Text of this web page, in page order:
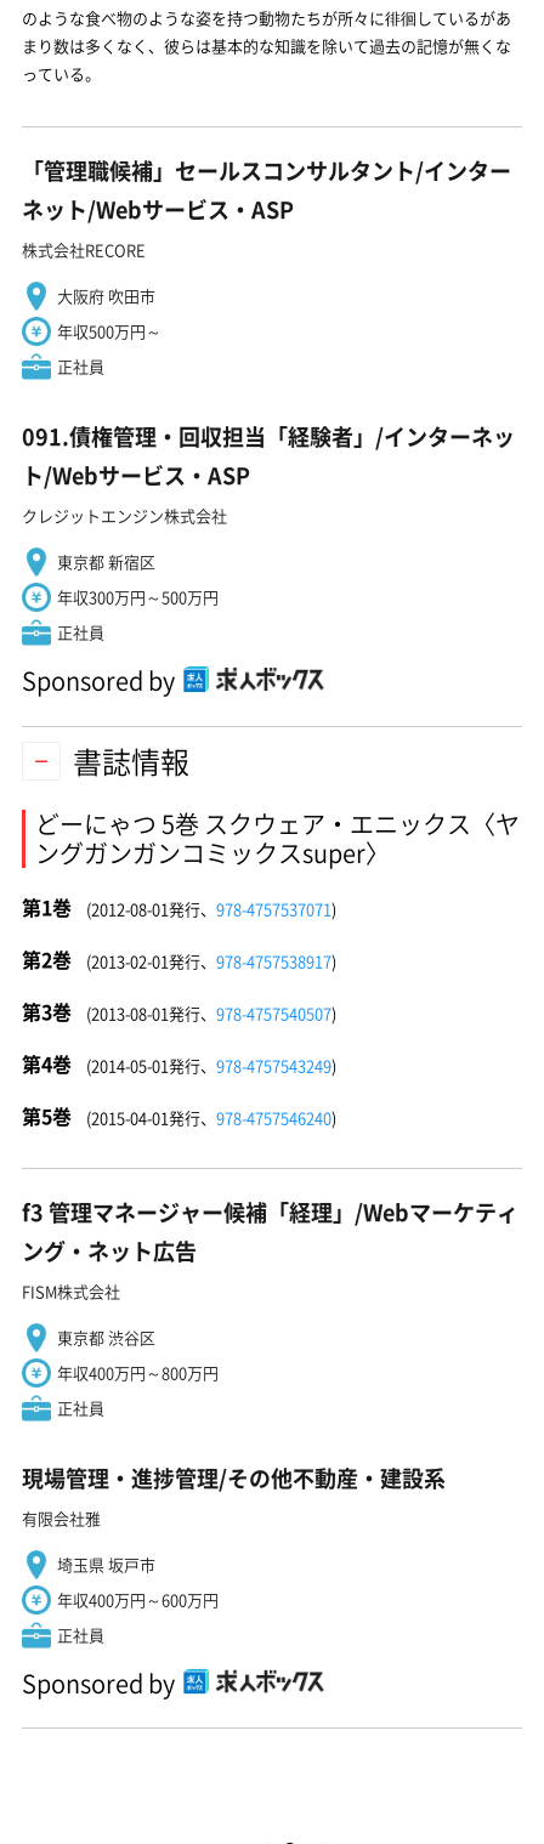
のような食べ物のような姿を持つ動物たちが所々に徘徊しているがあ
まり数は多くなく、彼らは基本的な知識を除いて過去の記憶が無くな
っている。
「管理職候補」セールスコンサルタント/インター
ネット/Webサービス・ASP
株式会社RECORE
大阪府 吹田市
年収500万円～
正社員
091.債権管理・回収担当「経験者」/インターネッ
ト/Webサービス・ASP
クレジットエンジン株式会社
東京都 新宿区
年収300万円～500万円
正社員
Sponsored by
書誌情報
どーにゃつ 5巻 スクウェア・エニックス〈ヤ
ングガンガンコミックスsuper〉
第1巻 (2012-08-01発行、 978-4757537071)
第2巻 (2013-02-01発行、 978-4757538917)
第3巻 (2013-08-01発行、 978-4757540507)
第4巻 (2014-05-01発行、 978-4757543249)
第5巻 (2015-04-01発行、 978-4757546240)
f3 管理マネージャー候補「経理」/Webマーケティ
ング・ネット広告
FISM株式会社
東京都 渋谷区
年収400万円～800万円
正社員
現場管理・進捗管理/その他不動産・建設系
有限会社雅
埼玉県 坂戸市
年収400万円～600万円
正社員
Sponsored by